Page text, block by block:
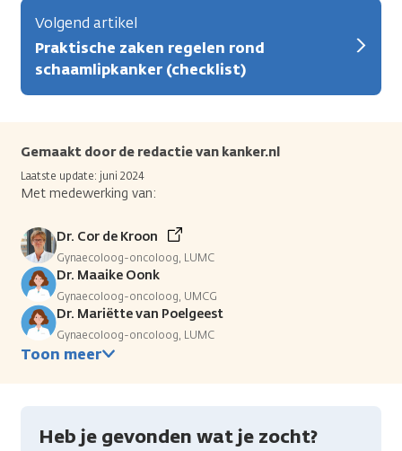
Volgend artikel
Praktische zaken regelen rond
schaamlipkanker (checklist)
Gemaakt door de redactie van kanker.nl
Laatste update: juni 2024
Met medewerking van:
Dr. Cor de Kroon
Gynaecoloog-oncoloog, LUMC
Dr. Maaike Oonk
Gynaecoloog-oncoloog, UMCG
Dr. Mariëtte van Poelgeest
Gynaecoloog-oncoloog, LUMC
Toon meer
Heb je gevonden wat je zocht?